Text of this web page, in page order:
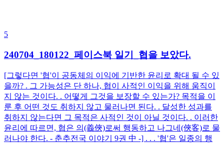
5
240704_180122_페이스북 일기_협을 보았다.
[그렇다면 '협'이 공동체의 이익에 기반한 윤리로 확대 될 수 있
을까? . 그 가능성은 단 하나, 협이 사적인 이익을 위해 움직이
지 않는 것이다. . 어떻게 그것을 보장할 수 있는가? 목적을 이
룬 후 어떤 것도 취하지 않고 물러나면 된다. . 달성한 성과를
취하지 않는다면 그 목적은 사적인 것이 아닐 것이다. . 이러한
윤리에 따르면, 협은 의(義俠)로써 행동하고 나그네(俠客)로 물
러나야 한다. - 춘추전국 이야기 9권 中 -] . . . '협'은 일종의 행